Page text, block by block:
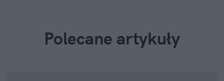
Polecane artykuły